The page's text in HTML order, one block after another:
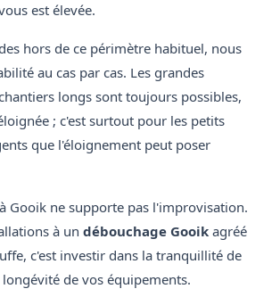
est élevée.
hors de ce périmètre habituel, nous
au cas par cas. Les grandes
longs sont toujours possibles,
; c'est surtout pour les petits
que l'éloignement peut poser
Gooik ne supporte pas l'improvisation.
à un débouchage Gooik agréé
c'est investir dans la tranquillité de
de vos équipements.